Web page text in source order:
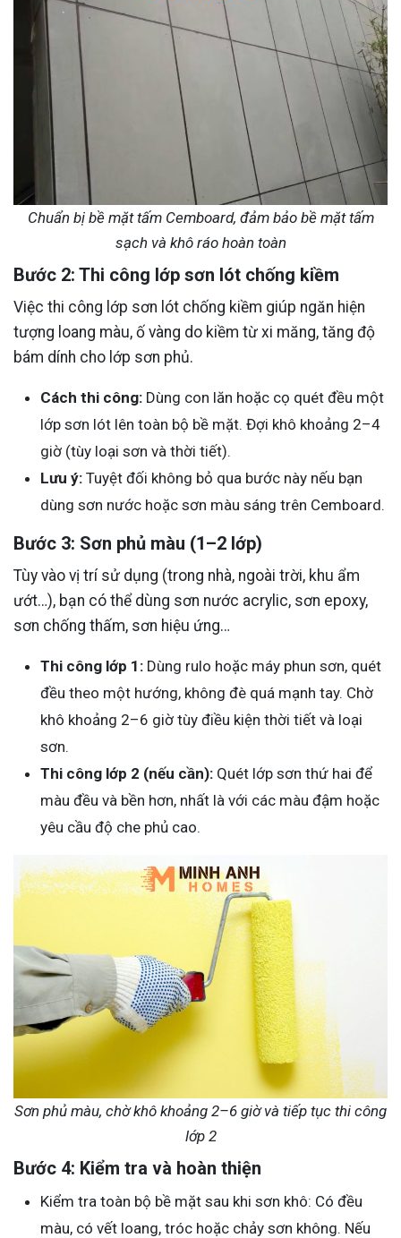
Chuẩn bị bề mặt tấm Cemboard, đảm bảo bề mặt tấm
sạch và khô ráo hoàn toàn
Bước 2: Thi công lớp sơn lót chống kiềm
Việc thi công lớp sơn lót chống kiềm giúp ngăn hiện
tượng loang màu, ố vàng do kiềm từ xi măng, tăng độ
bám dính cho lớp sơn phủ.
Cách thi công: Dùng con lăn hoặc cọ quét đều một
lớp sơn lót lên toàn bộ bề mặt. Đợi khô khoảng 2–4
giờ (tùy loại sơn và thời tiết).
Lưu ý: Tuyệt đối không bỏ qua bước này nếu bạn
dùng sơn nước hoặc sơn màu sáng trên Cemboard.
Bước 3: Sơn phủ màu (1–2 lớp)
Tùy vào vị trí sử dụng (trong nhà, ngoài trời, khu ẩm
ướt…), bạn có thể dùng sơn nước acrylic, sơn epoxy,
sơn chống thấm, sơn hiệu ứng…
Thi công lớp 1: Dùng rulo hoặc máy phun sơn, quét
đều theo một hướng, không đè quá mạnh tay. Chờ
khô khoảng 2–6 giờ tùy điều kiện thời tiết và loại
sơn.
Thi công lớp 2 (nếu cần): Quét lớp sơn thứ hai để
màu đều và bền hơn, nhất là với các màu đậm hoặc
yêu cầu độ che phủ cao.
Sơn phủ màu, chờ khô khoảng 2–6 giờ và tiếp tục thi công
lớp 2
Bước 4: Kiểm tra và hoàn thiện
Kiểm tra toàn bộ bề mặt sau khi sơn khô: Có đều
màu, có vết loang, tróc hoặc chảy sơn không. Nếu